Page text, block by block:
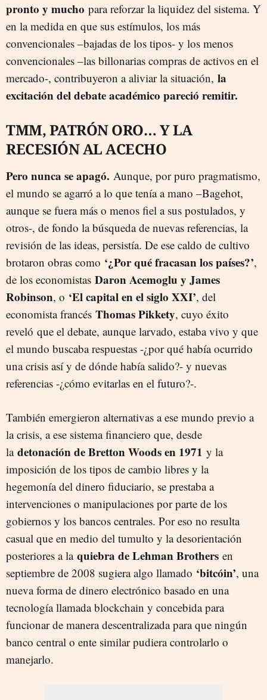
pronto y mucho para reforzar la liquidez del sistema. Y
en la medida en que sus estímulos, los más
convencionales –bajadas de los tipos- y los menos
convencionales –las billonarias compras de activos en el
mercado-, contribuyeron a aliviar la situación, la
excitación del debate académico pareció remitir.
TMM, PATRÓN ORO… Y LA
RECESIÓN AL ACECHO
Pero nunca se apagó. Aunque, por puro pragmatismo,
el mundo se agarró a lo que tenía a mano –Bagehot,
aunque se fuera más o menos fiel a sus postulados, y
otros-, de fondo la búsqueda de nuevas referencias, la
revisión de las ideas, persistía. De ese caldo de cultivo
brotaron obras como ‘¿Por qué fracasan los países?’,
de los economistas Daron Acemoglu y James
Robinson, o ‘El capital en el siglo XXI’, del
economista francés Thomas Pikkety, cuyo éxito
reveló que el debate, aunque larvado, estaba vivo y que
el mundo buscaba respuestas -¿por qué había ocurrido
una crisis así y de dónde había salido?- y nuevas
referencias -¿cómo evitarlas en el futuro?-.
También emergieron alternativas a ese mundo previo a
la crisis, a ese sistema financiero que, desde
la detonación de Bretton Woods en 1971 y la
imposición de los tipos de cambio libres y la
hegemonía del dinero fiduciario, se prestaba a
intervenciones o manipulaciones por parte de los
gobiernos y los bancos centrales. Por eso no resulta
casual que en medio del tumulto y la desorientación
posteriores a laquiebra de Lehman Brothers en
septiembre de 2008 sugiera algo llamado ‘bitcóin’, una
nueva forma de dinero electrónico basado en una
tecnología llamada blockchain y concebida para
funcionar de manera descentralizada para que ningún
banco central o ente similar pudiera controlarlo o
manejarlo.